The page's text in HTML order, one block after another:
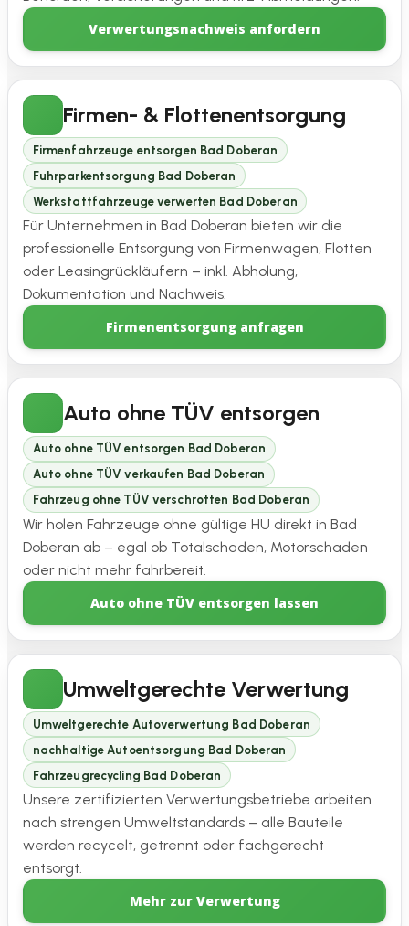
Verwertungsnachweis anfordern
Firmen- & Flottenentsorgung
Firmenfahrzeuge entsorgen Bad Doberan
Fuhrparkentsorgung Bad Doberan
Werkstattfahrzeuge verwerten Bad Doberan
Für Unternehmen in Bad Doberan bieten wir die
professionelle Entsorgung von Firmenwagen, Flotten
oder Leasingrückläufern – inkl. Abholung,
Dokumentation und Nachweis.
Firmenentsorgung anfragen
Auto ohne TÜV entsorgen
Auto ohne TÜV entsorgen Bad Doberan
Auto ohne TÜV verkaufen Bad Doberan
Fahrzeug ohne TÜV verschrotten Bad Doberan
Wir holen Fahrzeuge ohne gültige HU direkt in Bad
Doberan ab – egal ob Totalschaden, Motorschaden
oder nicht mehr fahrbereit.
Auto ohne TÜV entsorgen lassen
Umweltgerechte Verwertung
Umweltgerechte Autoverwertung Bad Doberan
nachhaltige Autoentsorgung Bad Doberan
Fahrzeugrecycling Bad Doberan
Unsere zertifizierten Verwertungsbetriebe arbeiten
nach strengen Umweltstandards – alle Bauteile
werden recycelt, getrennt oder fachgerecht
entsorgt.
Mehr zur Verwertung